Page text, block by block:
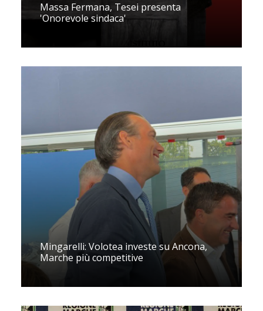
Massa Fermana, Tesei presenta
'Onorevole sindaca'
Mingarelli: Volotea investe su Ancona,
Marche più competitive